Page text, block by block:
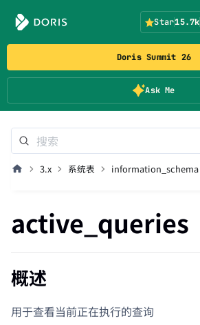
Doris Summit 26
Ask Me
Star15.7k
3.x 系统表 information_schema
active_queries
概述
用于查看当前正在执行的查询